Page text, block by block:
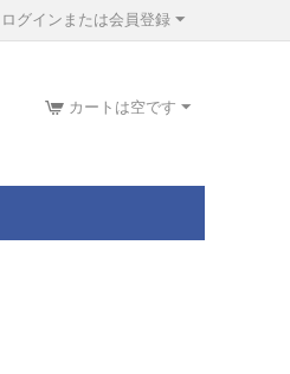
ログインまたは会員登録
カートは空です